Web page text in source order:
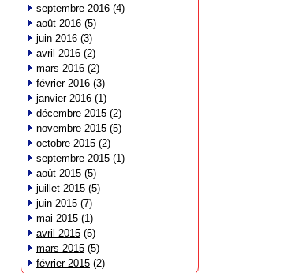
septembre 2016 (4)
août 2016 (5)
juin 2016 (3)
avril 2016 (2)
mars 2016 (2)
février 2016 (3)
janvier 2016 (1)
décembre 2015 (2)
novembre 2015 (5)
octobre 2015 (2)
septembre 2015 (1)
août 2015 (5)
juillet 2015 (5)
juin 2015 (7)
mai 2015 (1)
avril 2015 (5)
mars 2015 (5)
février 2015 (2)